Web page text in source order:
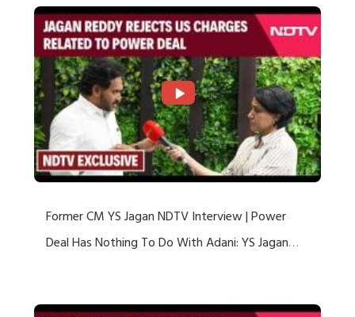
Former CM YS Jagan NDTV Interview | Power
Deal Has Nothing To Do With Adani: YS Jagan